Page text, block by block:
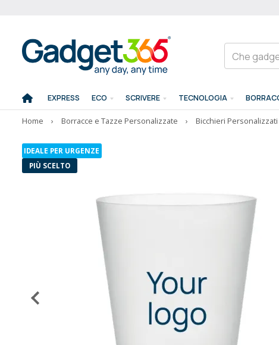
EXPRESS ECO SCRIVERE TECNOLOGIA
Home › Borracce e Tazze Personalizzate › Bicchieri Personalizzati
IDEALE PER URGENZE
PIÙ SCELTO